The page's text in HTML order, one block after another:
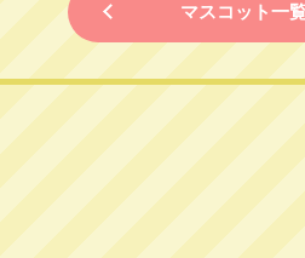
マスコット一